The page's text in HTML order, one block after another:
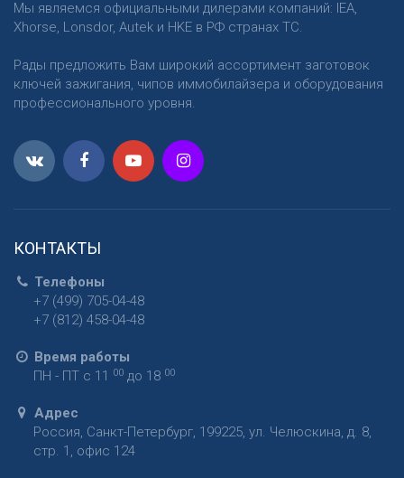
Мы являемся официальными дилерами компаний: IEA,
Xhorse, Lonsdor, Autek и HKE в РФ странах ТС.
Рады предложить Вам широкий ассортимент заготовок
ключей зажигания, чипов иммобилайзера и оборудования
профессионального уровня.
КОНТАКТЫ
Телефоны
+7 (499) 705-04-48
+7 (812) 458-04-48
Время работы
ПН - ПТ с 11
00 до 18 00
Адрес
Россия, Санкт-Петербург, 199225, ул. Челюскина, д. 8,
стр. 1, офис 124